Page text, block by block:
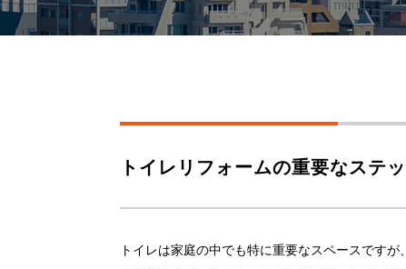
トイレリフォームの重要なステ
トイレは家庭の中でも特に重要なスペースです